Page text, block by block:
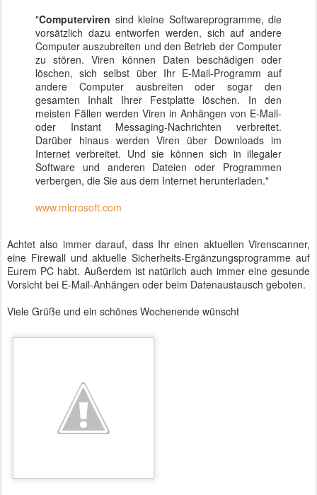
"Computerviren sind kleine Softwareprogramme, die
vorsätzlich dazu entworfen werden, sich auf andere
Computer auszubreiten und den Betrieb der Computer
zu stören. Viren können Daten beschädigen oder
löschen, sich selbst über Ihr E-Mail-Programm auf
andere Computer ausbreiten oder sogar den
gesamten Inhalt Ihrer Festplatte löschen. In den
meisten Fällen werden Viren in Anhängen von E-Mail-
oder Instant Messaging-Nachrichten verbreitet.
Darüber hinaus werden Viren über Downloads im
Internet verbreitet. Und sie können sich in illegaler
Software und anderen Dateien oder Programmen
verbergen, die Sie aus dem Internet herunterladen."
www.microsoft.com
Achtet also immer darauf, dass Ihr einen aktuellen Virenscanner,
eine Firewall und aktuelle Sicherheits-Ergänzungsprogramme auf
Eurem PC habt. Außerdem ist natürlich auch immer eine gesunde
Vorsicht bei E-Mail-Anhängen oder beim Datenaustausch geboten.
Viele Grüße und ein schönes Wochenende wünscht